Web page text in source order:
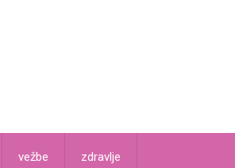
vežbe zdravlje